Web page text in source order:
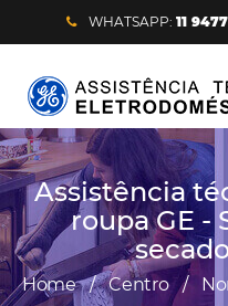
WHATSAPP: 11
Assistência
roupa GE -
Home / Centro /